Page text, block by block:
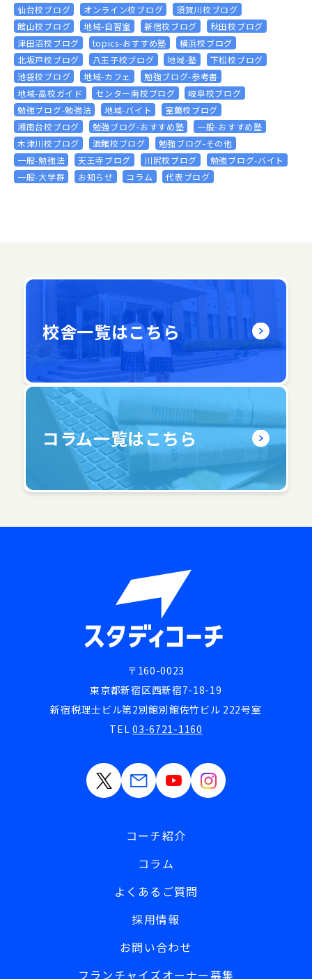
仙台校ブログ
オンライン校ブログ
須賀川校ブログ
館山校ブログ
地域-自習室 新宿校ブログ
秋田校ブログ
津田沼校ブログ
topics-おすすめ塾
横浜校ブログ
北坂戸校ブログ
八王子校ブログ 地域-塾
下松校ブログ
池袋校ブログ
地域-カフェ
勉強ブログ-参考書
地域-高校ガイド
センター南校ブログ
岐阜校ブログ
勉強ブログ-勉強法
地域-バイト
室蘭校ブログ
湘南台校ブログ
勉強ブログ-おすすめ塾
一般-おすすめ塾
木津川校ブログ
浪館校ブログ
勉強ブログ-その他
一般-勉強法
天王寺ブログ 川尻校ブログ
勉強ブログ-バイト
一般-大学群
お知らせ コラム 代表ブログ
校舎一覧はこちら
コラム一覧はこちら
〒160-0023
東京都新宿区西新宿7-18-19
新宿税理士ビル第2別館別館佐竹ビル 222号室
TEL03-6721-1160
コーチ紹介
コラム
よくあるご質問
採用情報
お問い合わせ
フランチャイズオーナー募集